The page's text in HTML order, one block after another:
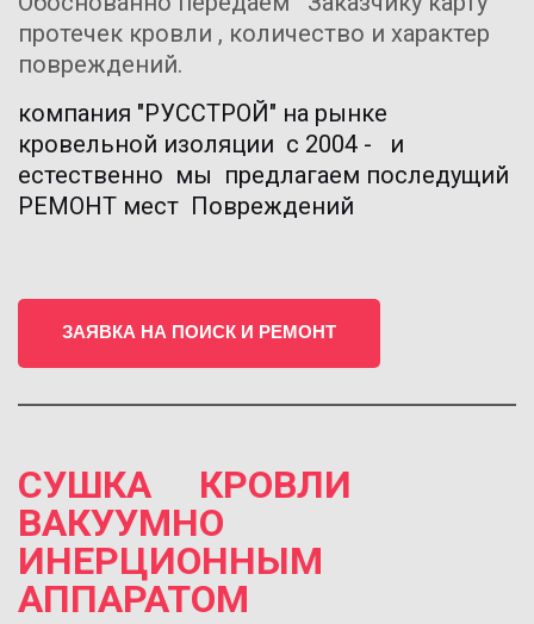
протечек кровли , количество и характер
повреждений.
компания "РУССТРОЙ" на рынке
кровельной изоляции  с 2004 -   и
естественно  мы  предлагаем последущий
РЕМОНТ мест  Повреждений
ЗАЯВКА НА ПОИСК И РЕМОНТ
СУШКА     КРОВЛИ
ВАКУУМНО
ИНЕРЦИОННЫМ
АППАРАТОМ